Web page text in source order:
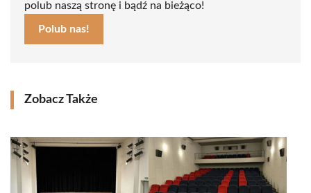
polub naszą stronę i bądź na bieżąco!
Polub nas!
Zobacz Także